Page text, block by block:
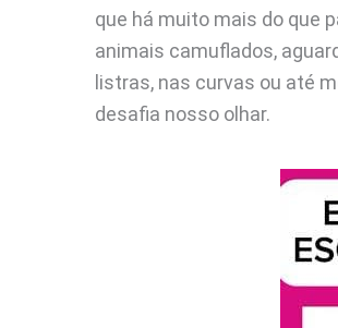
que há muito mais do que
animais camuflados,
listras, nas curvas ou até
desafia nosso olhar.